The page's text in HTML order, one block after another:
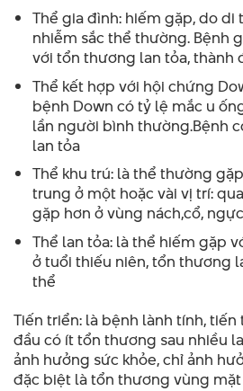
Thể gia đình: hiếm gặp, do di
nhiễm sắc thể thường. Bệnh
với tổn thương lan tỏa, thành
Thể kết hợp với hội chứng
bệnh Down có tỷ lệ mắc u
lần người bình thường.Bệnh
lan tỏa
Thể khu trú: là thể thường
trung ở một hoặc vài vị trí:
gặp hơn ở vùng nách,cổ,
Thể lan tỏa: là thể hiếm gặp
ở tuổi thiếu niên, tổn thương
thể
Tiến triển: là bệnh lành tính,
đầu có ít tổn thương sau nhiều
ảnh hưởng sức khỏe, chỉ ảnh
đặc biệt là tổn thương vùng mặt